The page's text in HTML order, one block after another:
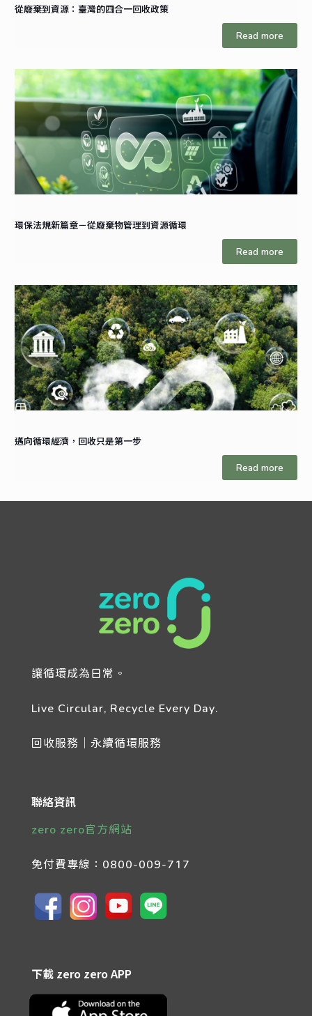
從廢棄到資源：臺灣的四合一回收政策
Read more
環保法規新篇章－從廢棄物管理到資源循環
Read more
邁向循環經濟，回收只是第一步
Read more
讓循環成為日常。
Live Circular, Recycle Every Day.
回收服務｜永續循環服務
聯絡資訊
zero zero官方網站
免付費專線： 0800-009-717
下載 zero zero APP